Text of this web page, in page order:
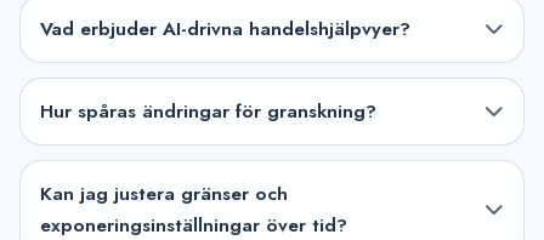
Vad erbjuder AI-drivna handelshjälpvyer?
Hur spåras ändringar för granskning?
Kan jag justera gränser och
exponeringsinställningar över tid?